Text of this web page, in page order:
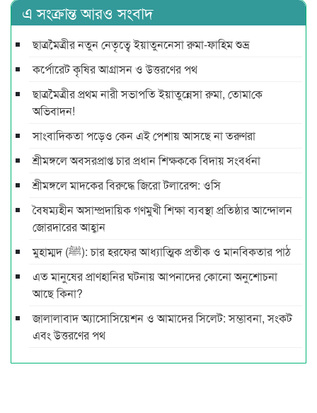
এ সংক্রান্ত আরও সংবাদ
ছাত্রমৈত্রীর নতুন নেতৃত্বে ইয়াতুননেসা রুমা-ফাহিম শুভ্র
কর্পোরেট কৃষির আগ্রাসন ও উত্তরণের পথ
ছাত্রমৈত্রীর প্রথম নারী সভাপ‌তি ইয়াতুন্নেসা রুমা, তোমা‌কে
অ‌ভিবাদন!
সাংবাদিকতা পড়েও কেন এই পেশায় আসছে না তরুণরা
শ্রীমঙ্গলে অবসরপ্রাপ্ত চার প্রধান শিক্ষককে বিদায় সংবর্ধনা
শ্রীমঙ্গলে মাদকের বিরুদ্ধে জিরো টলারেন্স: ওসি
বৈষম্যহীন অসাম্প্রদায়িক গণমুখী শিক্ষা ব্যবস্থা প্রতিষ্ঠার আন্দোলন
জোরদারের আহ্বান
মুহাম্মদ (ﷺ): চার হরফের আধ্যাত্মিক প্রতীক ও মানবিকতার পাঠ
এত মানুষের প্রাণহানির ঘটনায় আপনাদের কোনো অনুশোচনা
আছে কিনা?
জালালাবাদ অ্যাসোসিয়েশন ও আমাদের সিলেট: সম্ভাবনা, সংকট
এবং উত্তরণের পথ